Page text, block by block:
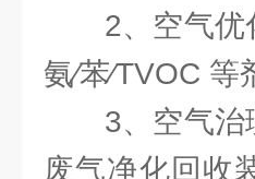
2、空气优
氨∕苯∕TVOC
3、空气治
废气净化回收